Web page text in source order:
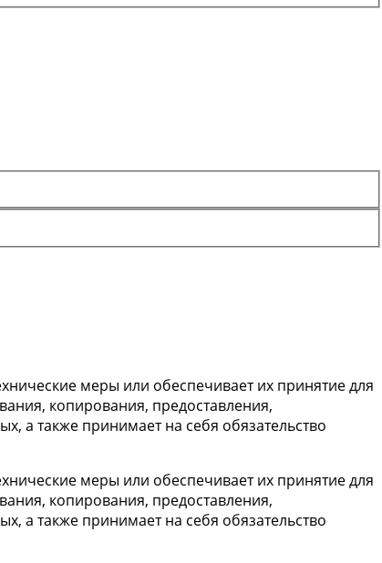
меры или обеспечивает их принятие для
копирования, предоставления,
а также принимает на себя обязательство
меры или обеспечивает их принятие для
копирования, предоставления,
а также принимает на себя обязательство